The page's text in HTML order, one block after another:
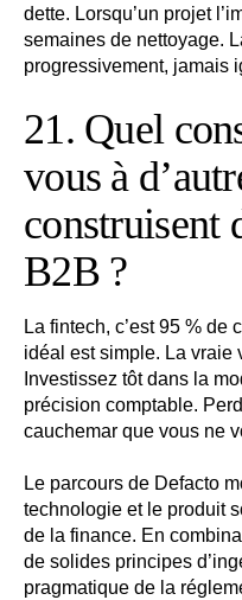
dette. Lorsqu’un projet
semaines de nettoyage.
progressivement, jamais
21. Quel
vous à
construisent
B2B ?
La fintech, c’est 95 % de
idéal est simple. La vraie
Investissez tôt dans la
précision comptable.
cauchemar que vous ne
Le parcours de Defacto
technologie et le produit
de la finance. En
de solides principes
pragmatique de la